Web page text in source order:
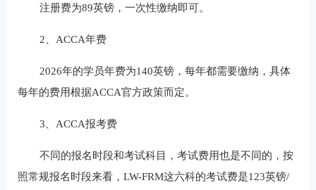
注册费为89英镑，一次性缴纳即可。
2、ACCA年费
2026年的学员年费为140英镑，每年都需要缴纳，具体
每年的费用根据ACCA官方政策而定。
3、ACCA报考费
不同的报名时段和考试科目，考试费用也是不同的，按
照常规报名时段来看，LW-FRM这六科的考试费是123英镑/